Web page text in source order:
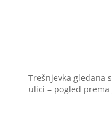
Trešnjevka gledana
ulici – pogled prema